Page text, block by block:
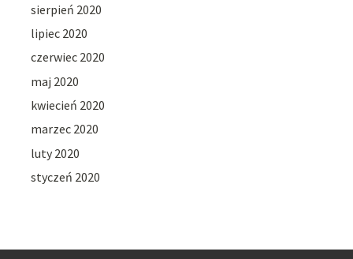
sierpień 2020
lipiec 2020
czerwiec 2020
maj 2020
kwiecień 2020
marzec 2020
luty 2020
styczeń 2020